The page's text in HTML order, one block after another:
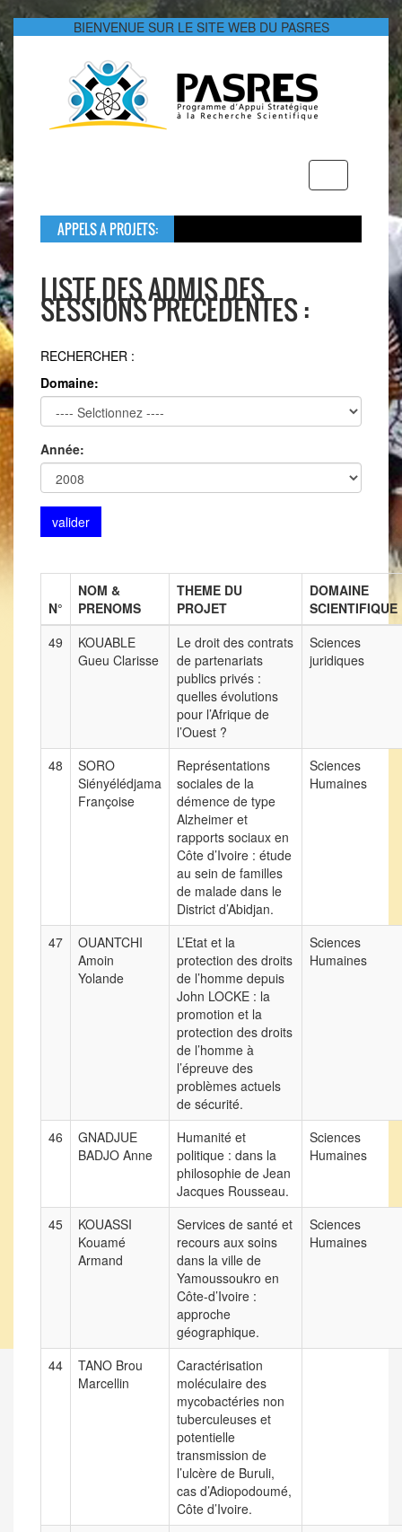
BIENVENUE SUR LE SITE WEB DU PASRES
navigation
APPELS A PROJETS:
Le montant
LISTE DES ADMIS DES
SESSIONS PRECEDENTES :
RECHERCHER :
Domaine:
Année:
N°
NOM &
PRENOMS
THEME DU
PROJET
DOMAINE
SCIENTIFIQUE
49
KOUABLE
Gueu Clarisse
Le droit des contrats
de partenariats
publics privés :
quelles évolutions
pour l’Afrique de
l’Ouest ?
Sciences
juridiques
48
SORO
Siényélédjama
Françoise
Représentations
sociales de la
démence de type
Alzheimer et
rapports sociaux en
Côte d’Ivoire : étude
au sein de familles
de malade dans le
District d’Abidjan.
Sciences
Humaines
47
OUANTCHI
Amoin
Yolande
L’Etat et la
protection des droits
de l’homme depuis
John LOCKE : la
promotion et la
protection des droits
de l’homme à
l’épreuve des
problèmes actuels
de sécurité.
Sciences
Humaines
46
GNADJUE
BADJO Anne
Humanité et
politique : dans la
philosophie de Jean
Jacques Rousseau.
Sciences
Humaines
45
KOUASSI
Kouamé
Armand
Services de santé et
recours aux soins
dans la ville de
Yamoussoukro en
Côte-d’Ivoire :
approche
géographique.
Sciences
Humaines
44
TANO Brou
Marcellin
Caractérisation
moléculaire des
mycobactéries non
tuberculeuses et
potentielle
transmission de
l’ulcère de Buruli,
cas d’Adiopodoumé,
Côte d’Ivoire.